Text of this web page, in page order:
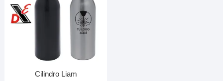
Cilindro Liam